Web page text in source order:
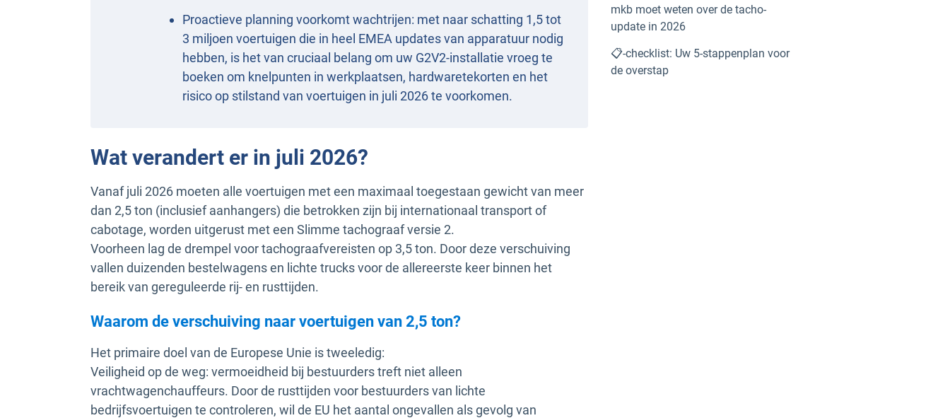
Proactieve planning voorkomt wachtrijen: met naar schatting 1,5 tot
3 miljoen voertuigen die in heel EMEA updates van apparatuur nodig
hebben, is het van cruciaal belang om uw G2V2-installatie vroeg te
boeken om knelpunten in werkplaatsen, hardwaretekorten en het
risico op stilstand van voertuigen in juli 2026 te voorkomen.
Wat verandert er in juli 2026?
Vanaf juli 2026 moeten alle voertuigen met een maximaal toegestaan gewicht van meer
dan 2,5 ton (inclusief aanhangers) die betrokken zijn bij internationaal transport of
cabotage, worden uitgerust met een Slimme tachograaf versie 2.
Voorheen lag de drempel voor tachograafvereisten op 3,5 ton. Door deze verschuiving
vallen duizenden bestelwagens en lichte trucks voor de allereerste keer binnen het
bereik van gereguleerde rij- en rusttijden.
Waarom de verschuiving naar voertuigen van 2,5 ton?
Het primaire doel van de Europese Unie is tweeledig:
Veiligheid op de weg: vermoeidheid bij bestuurders treft niet alleen
vrachtwagenchauffeurs. Door de rusttijden voor bestuurders van lichte
bedrijfsvoertuigen te controleren, wil de EU het aantal ongevallen als gevolg van
mkb moet weten over de tacho-
update in 2026
📋-checklist: Uw 5-stappenplan voor
de overstap